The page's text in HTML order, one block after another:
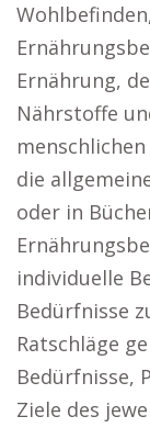
Ernährung,
Nährstoffe
die
oder in
individuelle
Bedürfnisse
Ratschläge
Bedürfnisse,
Ziele des